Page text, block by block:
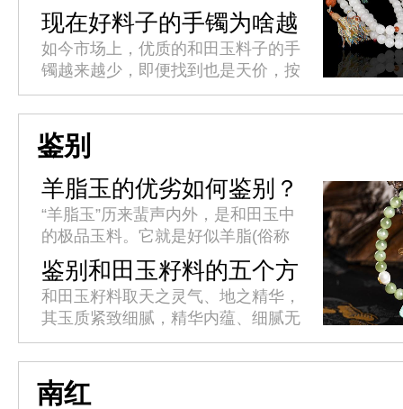
玉”，我国新疆出产的和田是最优质
的，且价值是一般人难以企及，所以
这种自带优质的“皇族血统”，自然
都...
现在好料子的手镯为啥越
来越少了?
如今市场上，优质的和田玉料子的手
镯越来越少，即便找到也是天价，按
理手镯是玉器饰品中最为常见，最受
青睐的一种，需求量应该很多，优质
的和田玉料的手镯也不会少，那为
什...
鉴别
羊脂玉的优劣如何鉴别？
“羊脂玉”历来蜚声内外，是和田玉中
的极品玉料。它就是好似羊脂(俗称
羊油)一样的玉石，玉石家族中以新
疆和田玉为贵，和田玉中又以羊脂玉
尊为玉中极品，羊脂玉为软玉中之...
鉴别和田玉籽料的五个方
面
和田玉籽料取天之灵气、地之精华，
其玉质紧致细腻，精华内蕴、细腻无
暇、体态滋润。上等白籽料晶莹如
脂，这种质感和光泽是其他白玉所不
及的。和田玉籽料鉴别有哪些方面?
南红